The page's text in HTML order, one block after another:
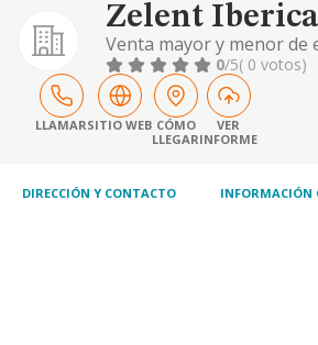
Zelent
Venta mayor y menor de
gama blanca y aparatos
0/5( 0 votos)
LLAMARSITIO WEB CÓMO
LLEGAR
VER
INFORME
DIRECCIÓN Y CONTACTO INFORMACIÓN